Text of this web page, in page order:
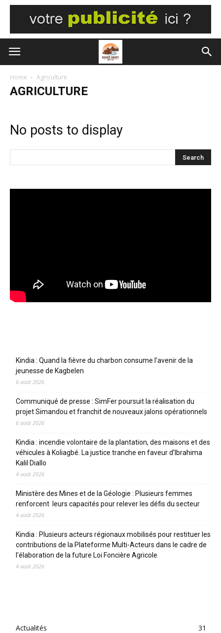
Home Agriculture
AGRICULTURE
No posts to display
Kindia : Quand la fièvre du charbon consume l’avenir de la
jeunesse de Kagbelen
6 août 2026
Communiqué de presse : SimFer poursuit la réalisation du
projet Simandou et franchit de nouveaux jalons opérationnels
6 août 2026
Kindia : incendie volontaire de la plantation, des maisons et des
véhicules à Koliagbé. La justice tranche en faveur d’Ibrahima
Kalil Diallo
4 août 2026
Ministère des Mines et de la Géologie : Plusieurs femmes
renforcent leurs capacités pour relever les défis du secteur
4 août 2026
Kindia : Plusieurs acteurs régionaux mobilisés pour restituer les
contributions de la Plateforme Multi-Acteurs dans le cadre de
l’élaboration de la future Loi Foncière Agricole
4 août 2026
Actualités
31